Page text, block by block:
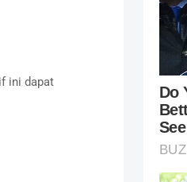
ini dapat